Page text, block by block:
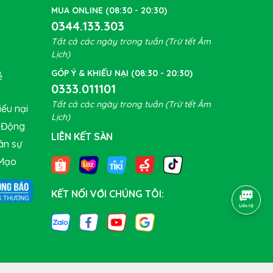
nại
sự
MUA ONLINE (08:30 - 20:30)
0344.133.303
Tất cả các ngày trong tuần (Trừ tết Âm
Lịch)
GÓP Ý & KHIẾU NẠI (08:30 - 20:30)
0333.011101
Tất cả các ngày trong tuần (Trừ tết Âm
Lịch)
LIÊN KẾT SÀN
KẾT NỐI VỚI CHÚNG TÔI: